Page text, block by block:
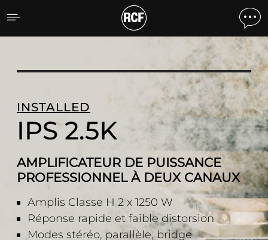
IPS 2.5K AMPLIFICATEUR
INSTALLED
IPS 2.5K
AMPLIFICATEUR DE PUISSANCE
PROFESSIONNEL À DEUX CANAUX
Amplis Classe H 2 x 1250 W
Réponse rapide et faible distorsion
Modes stéréo, parallèle, bridge